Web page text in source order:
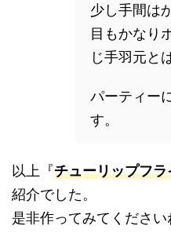
少し手間は
目もかなり
じ手羽元と
パーティー
す。
以上『チューリップフ
紹介でした。
是非作ってみてください